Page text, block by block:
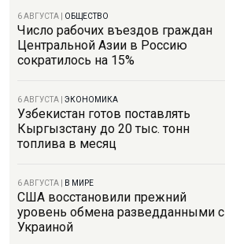
6 АВГУСТА ОБЩЕСТВО
Число рабочих въездов граждан
Центральной Азии в Россию
сократилось на 15%
6 АВГУСТА ЭКОНОМИКА
Узбекистан готов поставлять
Кыргызстану до 20 тыс. тонн
топлива в месяц
6 АВГУСТА В МИРЕ
США восстановили прежний
уровень обмена разведданными с
Украиной